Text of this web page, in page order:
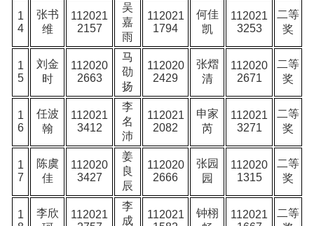
1
4
张书
维
112021
2157
吴
嘉
雨
112021
1794
何佳
凯
112021
3253
二等
奖
1
5
刘金
时
112020
2663
马
劭
扬
112020
2429
张熠
清
112020
2671
二等
奖
1
6
任波
翰
112021
3412
李
名
沛
112021
2082
申家
芮
112021
3271
二等
奖
1
7
陈虞
佳
112020
3427
姜
良
辰
112020
2666
张园
园
112020
1315
二等
奖
1
李欣
112021
李
成
112021
钟栩
112021
二等